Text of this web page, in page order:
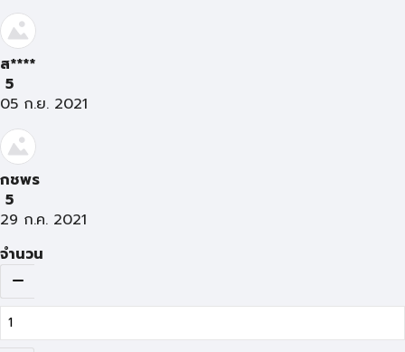
ส****
5
05 ก.ย. 2021
กชพร
5
29 ก.ค. 2021
จำนวน